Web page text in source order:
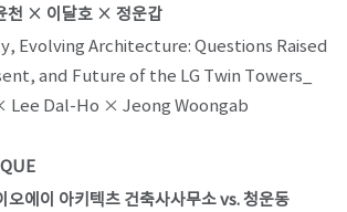
천 × 이달호 × 정운갑
Evolving Architecture: Questions Raised
and Future of the LG Twin Towers_
Lee Dal-Ho × Jeong Woongab
오에이 아키텍츠 건축사사무소 vs. 청운동